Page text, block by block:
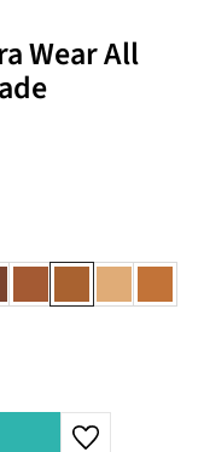
Wear All